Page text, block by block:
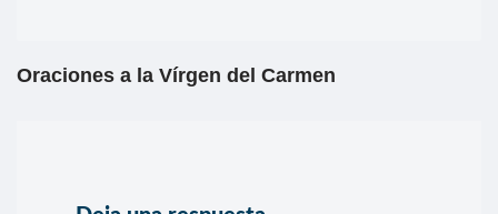
Oraciones a la Vírgen del Carmen